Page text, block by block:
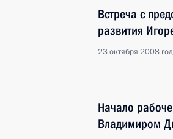
Встреча с
развития
23 октября 2008
Начало
Владимиром